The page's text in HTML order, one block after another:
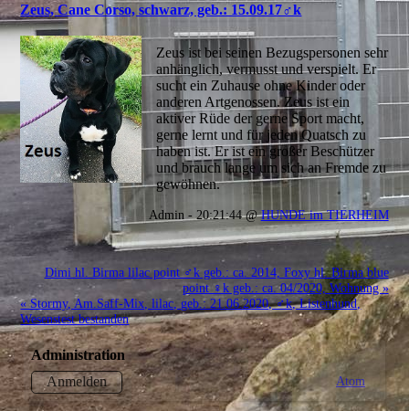
Zeus, Cane Corso, schwarz, geb.: 15.09.17♂k
Zeus ist bei seinen Bezugspersonen sehr
anhänglich, vermusst und verspielt. Er
sucht ein Zuhause ohne Kinder oder
anderen Artgenossen. Zeus ist ein
aktiver Rüde der gerne Sport macht,
gerne lernt und für jeden Quatsch zu
haben ist. Er ist ein großer Beschützer
und brauch lange um sich an Fremde zu
gewöhnen.
Admin - 20:21:44 @HUNDE im TIERHEIM
Dimi hl. Birma lilac point ♂k geb.: ca. 2014, Foxy hl. Birma blue
point ♀k geb.: ca. 04/2020, Wohnung »
« Stormy, Am.Saff-Mix, lilac, geb.: 21.06.2020, ♂k, Listenhund,
Wesenstest bestanden
Administration
Anmelden
Atom